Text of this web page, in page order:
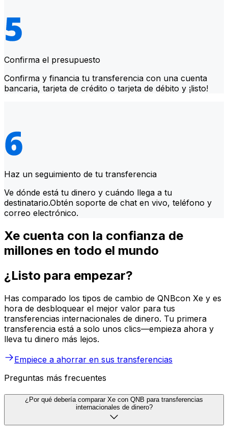
Confirma el presupuesto
Confirma y financia tu transferencia con una cuenta
bancaria, tarjeta de crédito o tarjeta de débito y ¡listo!
Haz un seguimiento de tu transferencia
Ve dónde está tu dinero y cuándo llega a tu
destinatario.Obtén soporte de chat en vivo, teléfono y
correo electrónico.
Xe cuenta con la confianza de
millones en todo el mundo
¿Listo para empezar?
Has comparado los tipos de cambio de QNBcon Xe y es
hora de desbloquear el mejor valor para tus
transferencias internacionales de dinero. Tu primera
transferencia está a solo unos clics—empieza ahora y
lleva tu dinero más lejos.
Empiece a ahorrar en sus transferencias
Preguntas más frecuentes
¿Por qué debería comparar Xe con QNB para transferencias
internacionales de dinero?